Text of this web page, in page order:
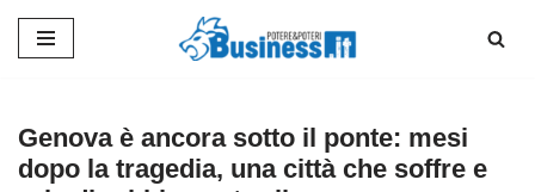
contenuto
Genova è ancora sotto il ponte: mesi
dopo la tragedia, una città che soffre e